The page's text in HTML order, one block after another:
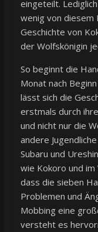
eingeteilt.
wenig von diesem
Geschichte von
der Wolfskönigin
So beginnt die
Monat nach
lässt sich die
erstmals durch
und nicht nur die
andere
Subaru und
wie Kokoro und
dass die sieben
Problemen und
Mobbing eine
versteht es